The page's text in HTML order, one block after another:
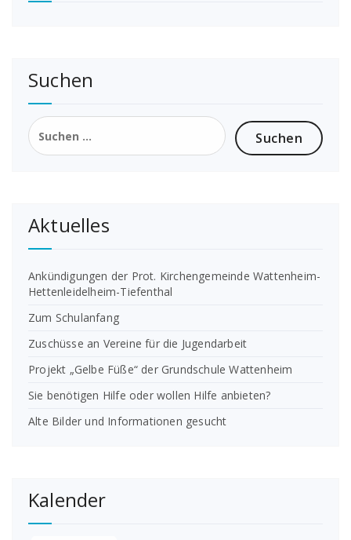
Suchen
Suchen
nach:
Aktuelles
Ankündigungen der Prot. Kirchengemeinde Wattenheim-
Hettenleidelheim-Tiefenthal
Zum Schulanfang
Zuschüsse an Vereine für die Jugendarbeit
Projekt „Gelbe Füße“ der Grundschule Wattenheim
Sie benötigen Hilfe oder wollen Hilfe anbieten?
Alte Bilder und Informationen gesucht
Kalender